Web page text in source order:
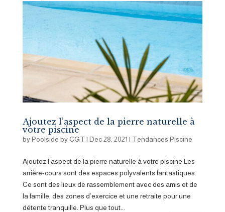
Ajoutez l’aspect de la pierre naturelle à
votre piscine
byPoolside by CGT | Dec 28, 2021 | Tendances Piscine
Ajoutez l’aspect de la pierre naturelle à votre piscine Les
arrière-cours sont des espaces polyvalents fantastiques.
Ce sont des lieux de rassemblement avec des amis et de
la famille, des zones d’exercice et une retraite pour une
détente tranquille. Plus que tout...